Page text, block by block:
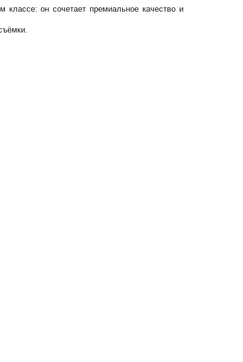
он сочетает премиальное качество и